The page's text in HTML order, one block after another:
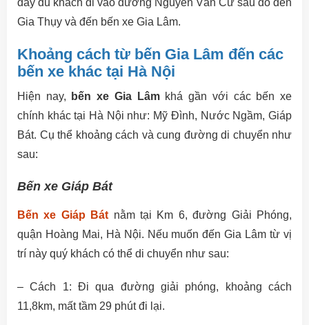
Gia Thụy và đến bến xe Gia Lâm.
Khoảng cách từ bến Gia Lâm đến các
bến xe khác tại Hà Nội
Hiện nay, bến xe Gia Lâmkhá gần với các bến xe
chính khác tại Hà Nội như: Mỹ Đình, Nước Ngầm, Giáp
Bát. Cụ thể khoảng cách và cung đường di chuyển như
sau:
Bến xe Giáp Bát
Bến xe Giáp Bát nằm tại Km 6, đường Giải Phóng,
quận Hoàng Mai, Hà Nội. Nếu muốn đến Gia Lâm từ vị
trí này quý khách có thể di chuyển như sau:
– Cách 1: Đi qua đường giải phóng, khoảng cách
11,8km, mất tầm 29 phút đi lại.